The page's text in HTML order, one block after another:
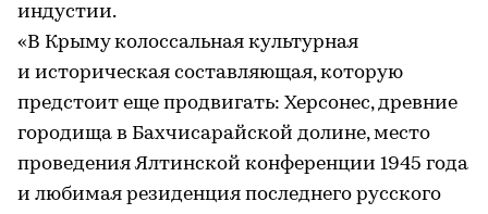
индустии.
«В Крыму колоссальная культурная
и историческая составляющая, которую
предстоит еще продвигать: Херсонес, древние
городища в Бахчисарайской долине, место
проведения Ялтинской конференции 1945 года
и любимая резиденция последнего русского